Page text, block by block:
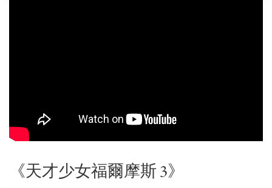
《天才少女福爾摩斯 3》